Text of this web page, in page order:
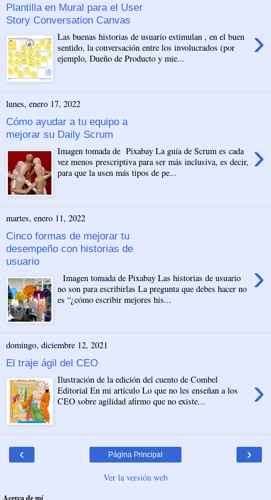
Plantilla en Mural para el User
Story Conversation Canvas
›
Las buenas historias de usuario estimulan , en el buen
sentido, la conversación entre los involucrados (por
ejemplo, Dueño de Producto y mie...
lunes, enero 17, 2022
Cómo ayudar a tu equipo a
mejorar su Daily Scrum
›
Imagen tomada de Pixabay La guía de Scrum es cada
vez menos prescriptiva para ser más inclusiva, es decir,
para que la usen más tipos de pe...
martes, enero 11, 2022
Cinco formas de mejorar tu
desempeño con historias de
usuario
›
Imagen tomada de Pixabay Las historias de usuario
no son para escribirlas La pregunta que debes hacer no
es “¿cómo escribir mejores his...
domingo, diciembre 12, 2021
El traje ágil del CEO
›
Ilustración de la edición del cuento de Combel
Editorial En mi artículo Lo que no les enseñan a los
CEO sobre agilidad afirmo que no existe...
‹ ›
Página Principal
Ver la versión web
Acerca de mí